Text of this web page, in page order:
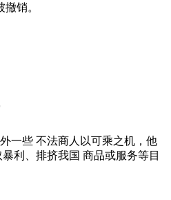
销。
一些 不法商人以可乘之机，他
利、排挤我国 商品或服务等目